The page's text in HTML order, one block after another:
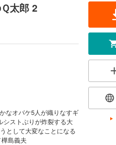
太郎 2
なオバケ5人が織りなすギ
シストぶりが炸裂する大
として大変なことになる
島義夫